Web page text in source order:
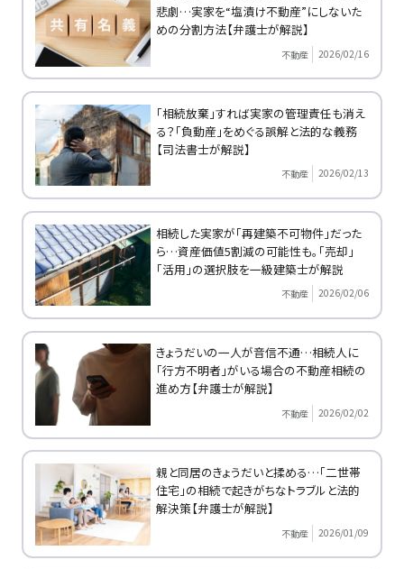
悲劇…実家を“塩漬け不動産”にしないた
めの分割方法【弁護士が解説】
不動産 2026/02/16
「相続放棄」すれば実家の管理責任も消え
る？「負動産」をめぐる誤解と法的な義務
【司法書士が解説】
不動産 2026/02/13
相続した実家が「再建築不可物件」だった
ら…資産価値5割減の可能性も。「売却」
「活用」の選択肢を一級建築士が解説
不動産 2026/02/06
きょうだいの一人が音信不通…相続人に
「行方不明者」がいる場合の不動産相続の
進め方【弁護士が解説】
不動産 2026/02/02
親と同居のきょうだいと揉める…「二世帯
住宅」の相続で起きがちなトラブルと法的
解決策【弁護士が解説】
不動産 2026/01/09